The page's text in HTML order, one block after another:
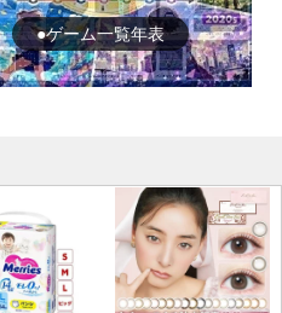
●ゲーム一覧年表